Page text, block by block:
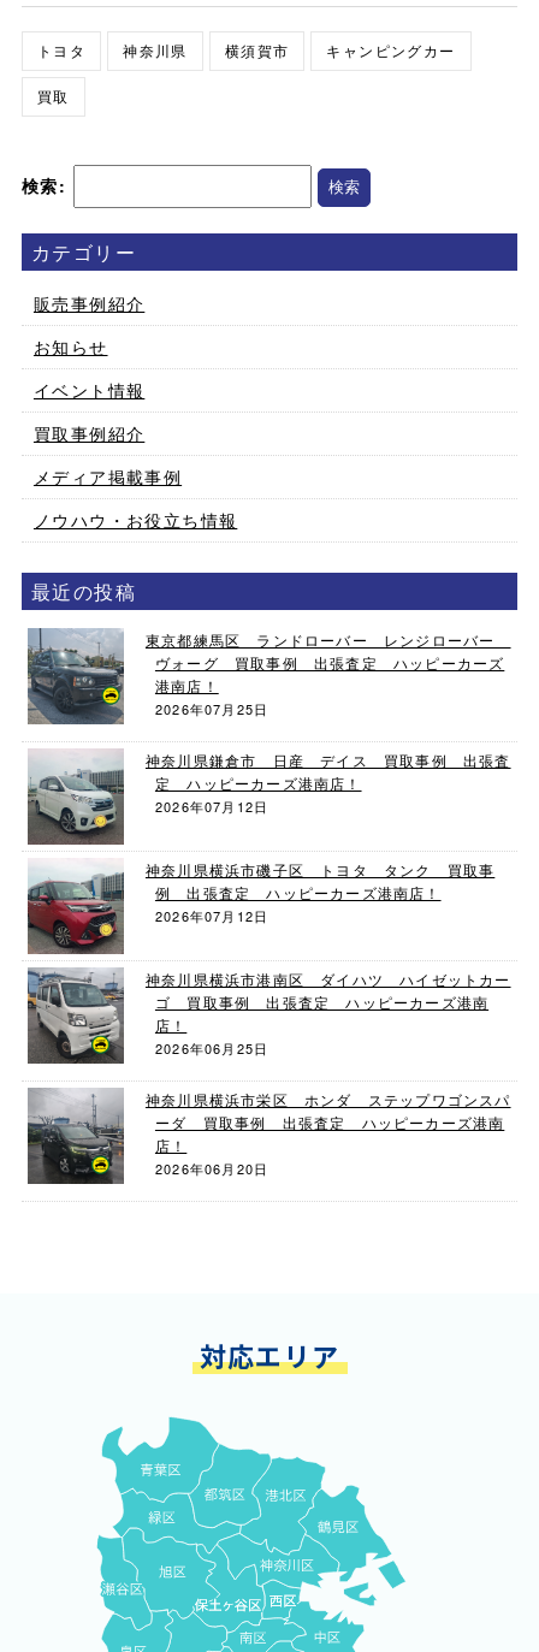
トヨタ 神奈川県 横須賀市 キャンピングカー
買取
検索:
カテゴリー
販売事例紹介
お知らせ
イベント情報
買取事例紹介
メディア掲載事例
ノウハウ・お役立ち情報
最近の投稿
東京都練馬区 ランドローバー レンジローバー
ヴォーグ 買取事例 出張査定 ハッピーカーズ
港南店！
2026年07月25日
神奈川県鎌倉市 日産 デイス 買取事例 出張査
定 ハッピーカーズ港南店！
2026年07月12日
神奈川県横浜市磯子区 トヨタ タンク 買取事
例 出張査定 ハッピーカーズ港南店！
2026年07月12日
神奈川県横浜市港南区 ダイハツ ハイゼットカー
ゴ 買取事例 出張査定 ハッピーカーズ港南
店！
2026年06月25日
神奈川県横浜市栄区 ホンダ ステップワゴンスパ
ーダ 買取事例 出張査定 ハッピーカーズ港南
店！
2026年06月20日
対応エリア